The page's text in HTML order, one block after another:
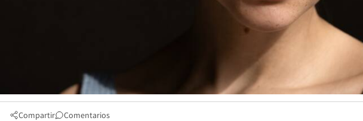
Compartir Comentarios